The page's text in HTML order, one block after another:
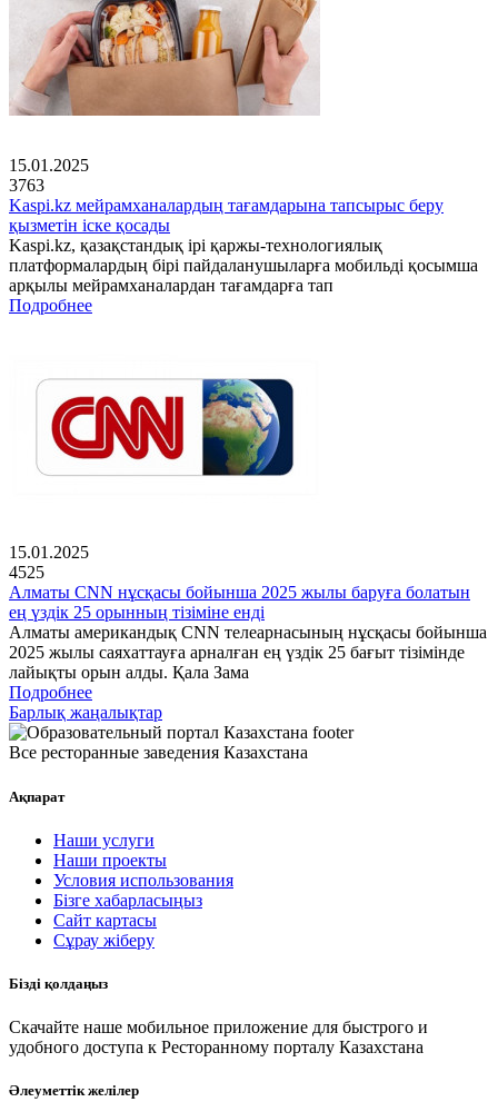
15.01.2025
3763
Kaspi.kz мейрамханалардың тағамдарына тапсырыс беру
қызметін іске қосады
Kaspi.kz, қазақстандық ірі қаржы-технологиялық
платформалардың бірі пайдаланушыларға мобильді қосымша
арқылы мейрамханалардан тағамдарға тап
Подробнее
15.01.2025
4525
Алматы CNN нұсқасы бойынша 2025 жылы баруға болатын
ең үздік 25 орынның тізіміне енді
Алматы американдық CNN телеарнасының нұсқасы бойынша
2025 жылы саяхаттауға арналған ең үздік 25 бағыт тізімінде
лайықты орын алды. Қала Зама
Подробнее
Барлық жаңалықтар
Все ресторанные заведения Казахстана
Ақпарат
Наши услуги
Наши проекты
Условия использования
Бізге хабарласыңыз
Сайт картасы
Сұрау жіберу
Бізді қолдаңыз
Скачайте наше мобильное приложение для быстрого и
удобного доступа к Ресторанному порталу Казахстана
Әлеуметтік желілер